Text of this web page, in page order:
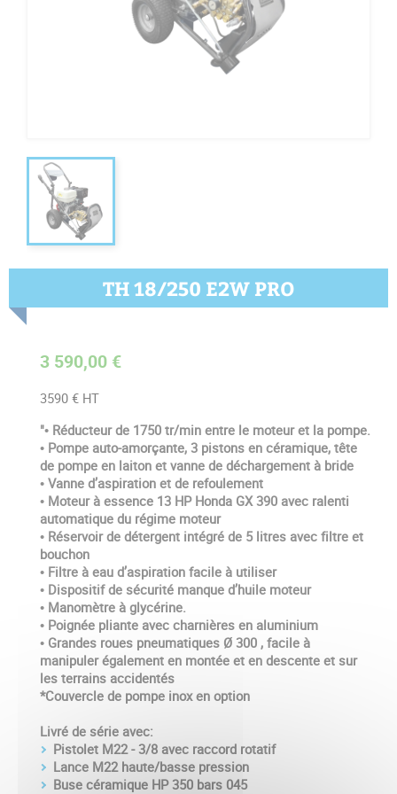
TH 18/250 E2W PRO
3 590,00 €
3590 € HT
"• Réducteur de 1750 tr/min entre le moteur et la pompe.
• Pompe auto-amorçante, 3 pistons en céramique, tête
de pompe en laiton et vanne de déchargement à bride
• Vanne d’aspiration et de refoulement
• Moteur à essence 13 HP Honda GX 390 avec ralenti
automatique du régime moteur
• Réservoir de détergent intégré de 5 litres avec filtre et
bouchon
• Filtre à eau d’aspiration facile à utiliser
• Dispositif de sécurité manque d’huile moteur
• Manomètre à glycérine.
• Poignée pliante avec charnières en aluminium
• Grandes roues pneumatiques Ø 300 , facile à
manipuler également en montée et en descente et sur
les terrains accidentés
*Couvercle de pompe inox en option
Livré de série avec:
Pistolet M22 - 3/8 avec raccord rotatif
Lance M22 haute/basse pression
Buse céramique HP 350 bars 045